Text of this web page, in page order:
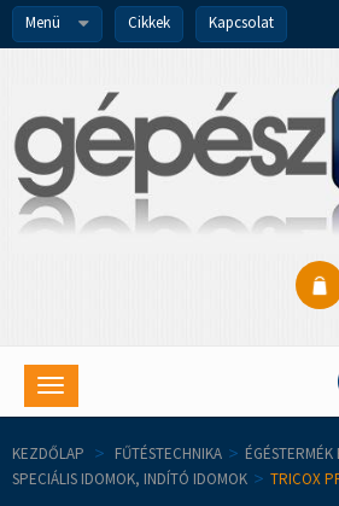
Menü Cikkek Kapcsolat
Toggle
navigation
KEZDŐLAP > FŰTÉSTECHNIKA > ÉGÉSTERMÉK
SPECIÁLIS IDOMOK, INDÍTÓ IDOMOK > TRICOX